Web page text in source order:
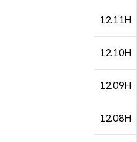
12.11H
12.10H
12.09H
12.08H